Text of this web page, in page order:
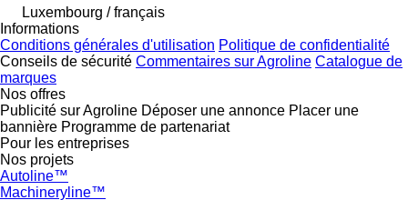
Luxembourg / français
Informations
Conditions générales d'utilisation Politique de confidentialité
Conseils de sécurité Commentaires sur Agroline Catalogue de
marques
Nos offres
Publicité sur Agroline Déposer une annonce Placer une
bannière Programme de partenariat
Pour les entreprises
Nos projets
Autoline™
Machineryline™